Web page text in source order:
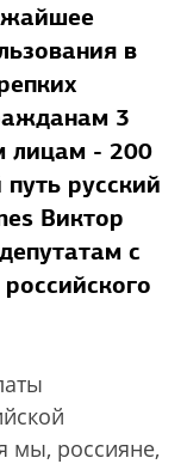
в
3
лицам - 200
русский
Виктор
с
мы, россияне,